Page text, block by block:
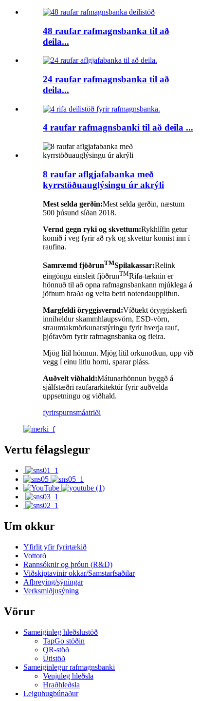
48 raufar rafmagnsbanka til að
deila...
24 raufar rafmagnsbanka til að
deila...
4 raufar rafmagnsbanki til að deila ...
8 raufar aflgjafabanka með
kyrrstöðuauglýsingu úr akrýli
Mest selda gerðin:Mest selda gerðin, næstum
500 þúsund síðan 2018.
Vernd gegn ryki og skvettum:Rykhlífin getur
komið í veg fyrir að ryk og skvettur komist inn í
raufina.
Samræmd fjöðrunTMSpilakassar:Relink
eingöngu einsleit fjöðrunTMRifa-tæknin er
hönnuð til að opna rafmagnsbankann mjúklega á
jöfnum hraða og veita betri notendaupplifun.
Margfeldi öryggisvernd:Víðtækt öryggiskerfi
inniheldur skammhlaupsvörn, ESD-vörn,
straumtakmörkunarstýringu fyrir hverja rauf,
þjófavörn fyrir rafmagnsbanka og fleira.
Mjög lítil hönnun. Mjög lítil orkunotkun, upp við
vegg í einu litlu horni, sparar pláss.
Auðvelt viðhald:Mátunarhönnun byggð á
sjálfstæðri raufararkitektúr fyrir auðvelda
uppsetningu og viðhald.
fyrirspurnsmáatriði
Vertu félagslegur
Um okkur
Yfirlit yfir fyrirtækið
Vottorð
Rannsóknir og þróun (R&D)
Viðskiptavinir okkar/Samstarfsaðilar
Afþreying/sýningar
Verksmiðjusýning
Vörur
Sameiginleg hleðslustöð
TapGo stöðin
QR-stöð
Útistöð
Sameiginlegur rafmagnsbanki
Venjuleg hleðsla
Hraðhleðsla
Leiguhugbúnaður